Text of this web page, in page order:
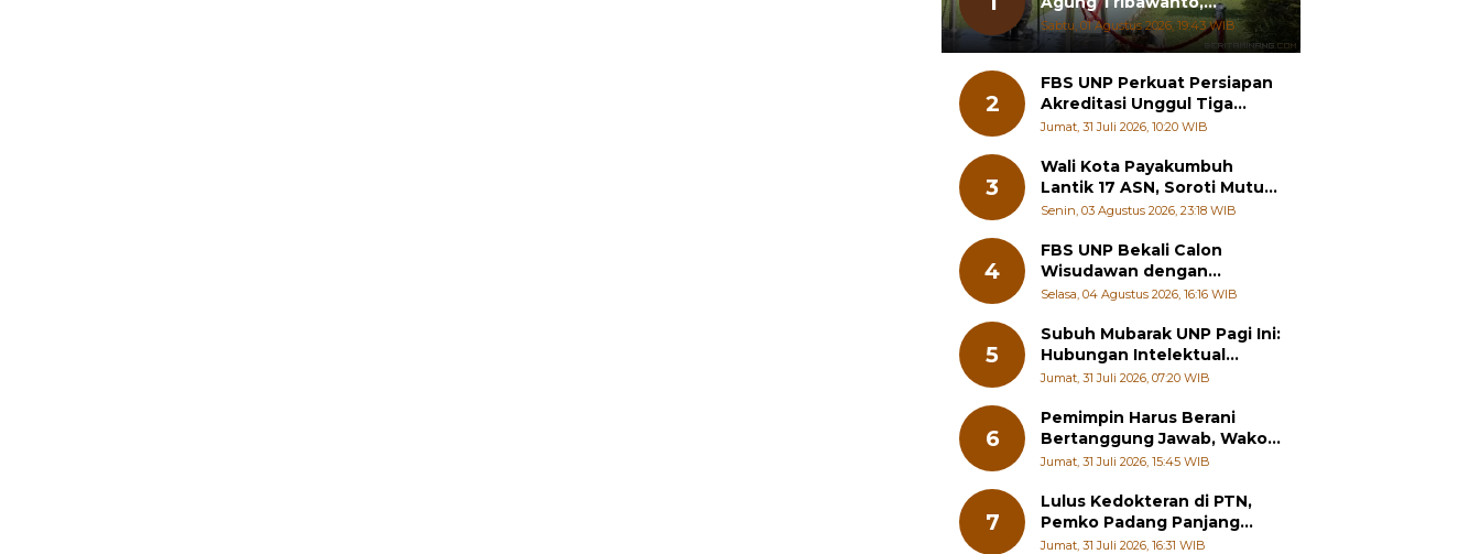
Tekankan Peningkatan
Pelayanan dan Sinergi
Sabtu, 01 Agustus 2026, 19:43 WIB
2
FBS UNP Perkuat Persiapan
Akreditasi Unggul Tiga
Program Studi
Jumat, 31 Juli 2026, 10:20 WIB
3
Wali Kota Payakumbuh
Lantik 17 ASN, Soroti Mutu
Sekolah hingga Pelayanan
Senin, 03 Agustus 2026, 23:18 WIB
4
FBS UNP Bekali Calon
Wisudawan dengan
Wawasan Karier Global dan
Selasa, 04 Agustus 2026, 16:16 WIB
5
Subuh Mubarak UNP Pagi Ini:
Hubungan Intelektual
dengan Etos Kerja
Jumat, 31 Juli 2026, 07:20 WIB
6
Pemimpin Harus Berani
Bertanggung Jawab, Wako
Padang Panjang Buka
Pelajar
Jumat, 31 Juli 2026, 15:45 WIB
7
Lulus Kedokteran di PTN,
Pemko Padang Panjang
Siapkan Beasiswa Penuh
Jumat, 31 Juli 2026, 16:31 WIB